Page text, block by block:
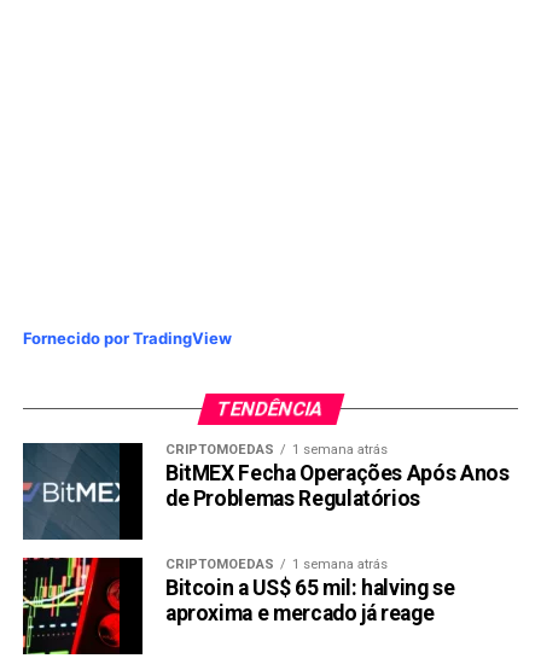
Fornecido por TradingView
TENDÊNCIA
CRIPTOMOEDAS 1 semana atrás
BitMEX Fecha Operações Após Anos
de Problemas Regulatórios
CRIPTOMOEDAS 1 semana atrás
Bitcoin a US$ 65 mil: halving se
aproxima e mercado já reage